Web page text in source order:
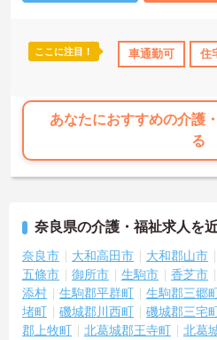
日勤のみ ブランクOK 産
ここに注目！ 車通勤可 住
あなたにおすすめの介護
る
奈良県の介護・福祉求人を
奈良市 大和高田市 大和郡山市
五條市
御所市 生駒市 香芝市
添村
生駒郡平群町 生駒郡三郷
堵町
磯城郡川西町 磯城郡三宅
郡上牧町
北葛城郡王寺町 北葛